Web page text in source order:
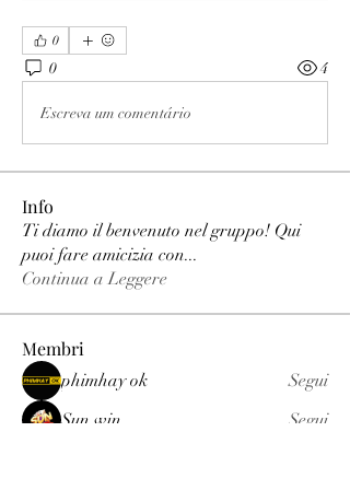
0
0 4
Escreva um comentário
Info
Ti diamo il benvenuto nel gruppo! Qui
puoi fare amicizia con...
Continua a Leggere
Membri
phimhay ok
Segui
Sun win
Segui